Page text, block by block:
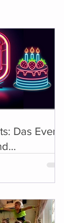
Das Event